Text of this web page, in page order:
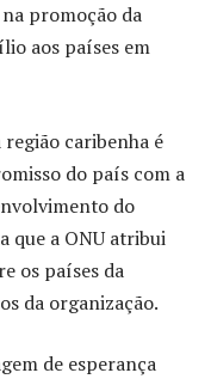
promoção da
aos países em
caribenha é
do país com a
do
que a ONU atribui
os países da
da organização.
de esperança